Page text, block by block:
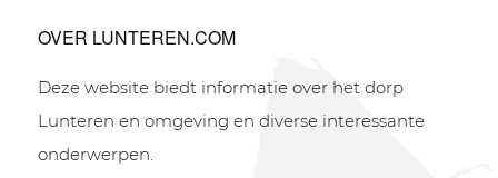
OVER LUNTEREN.COM
Deze website biedt informatie over het dorp
Lunteren en omgeving en diverse interessante
onderwerpen.